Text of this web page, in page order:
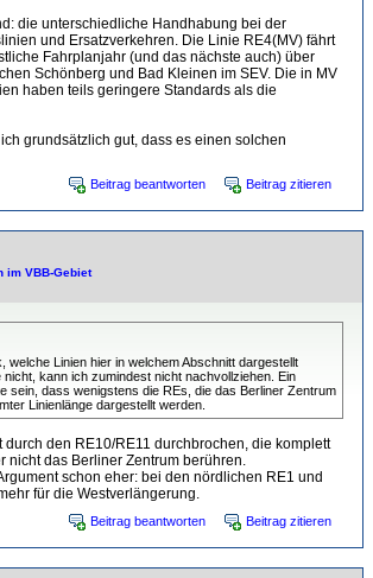
die unterschiedliche Handhabung bei der
und Ersatzverkehren. Die Linie RE4(MV) fährt
Fahrplanjahr (und das nächste auch) über
Schönberg und Bad Kleinen im SEV. Die in MV
haben teils geringere Standards als die
grundsätzlich gut, dass es einen solchen
Beitrag beantworten Beitrag zitieren
im VBB-Gebiet
welche Linien hier in welchem Abschnitt dargestellt
nicht, kann ich zumindest nicht nachvollziehen. Ein
sein, dass wenigstens die REs, die das Berliner Zentrum
Linienlänge dargestellt werden.
durch den RE10/RE11 durchbrochen, die komplett
nicht das Berliner Zentrum berühren.
schon eher: bei den nördlichen RE1 und
für die Westverlängerung.
Beitrag beantworten Beitrag zitieren